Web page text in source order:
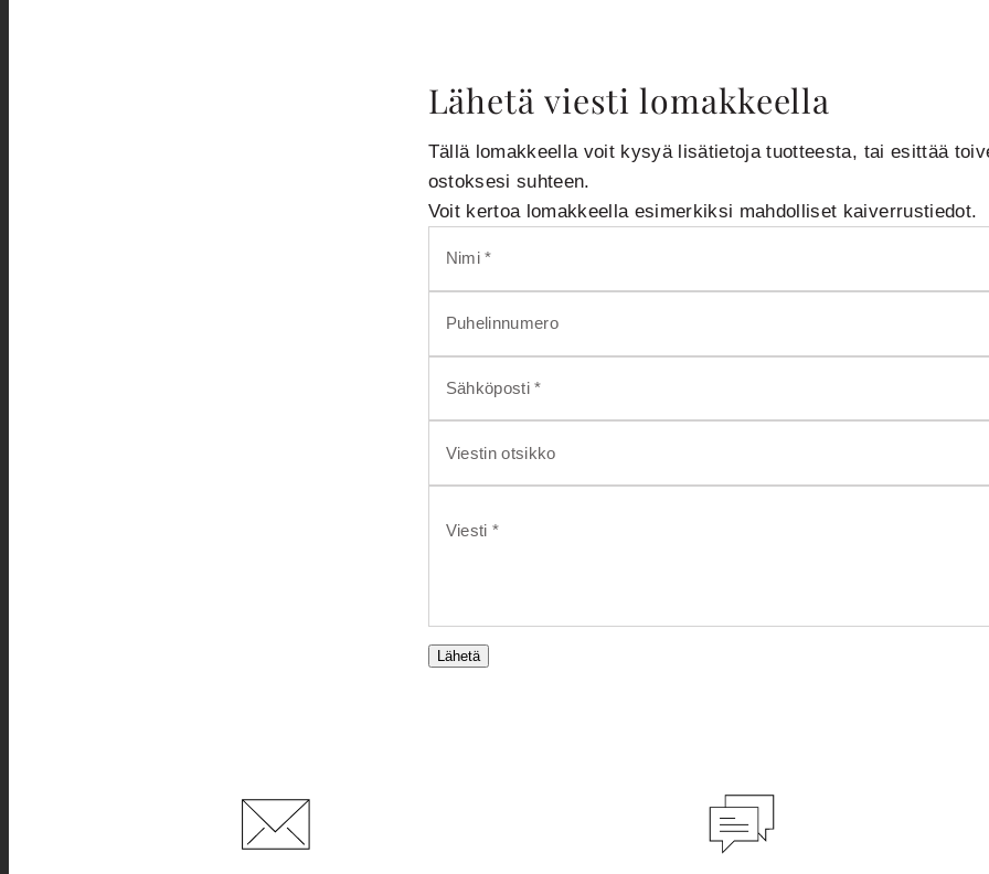
Lähetä viesti lomakkeella
Tällä lomakkeella voit kysyä lisätietoja tuotteesta, tai esittää
ostoksesi suhteen.
Voit kertoa lomakkeella esimerkiksi mahdolliset kaiverrustiedot.
Nimi *
Puhelinnumero
Sähköposti *
Viestin otsikko
Viesti *
Lähetä